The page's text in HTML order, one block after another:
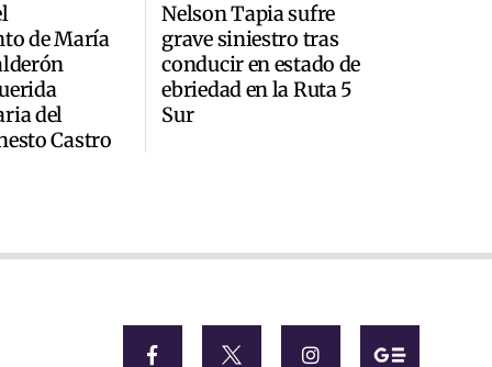
de María
del
Castro
Nelson Tapia sufre
grave siniestro tras
conducir en estado de
ebriedad en la Ruta 5
Sur